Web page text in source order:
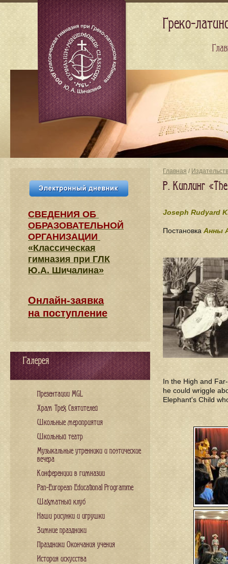
Главная /
Р. Киплинг
Joseph Rudyard
Постановка Анны
In the High and
he could wriggle
Elephant's Child
СВЕДЕНИЯ​ ОБ
ОБРАЗОВАТЕЛЬНОЙ
ОРГАНИЗАЦИИ
«Классическая
гимназия при ГЛК
Ю.А. Шичалина»
Онлайн-заявка
на поступление
Галерея
Презентации MGL
Храм Трех Святителей
Школьные мероприятия
Школьный театр
Музыкальные утренники и поэтические
вечера
Конференции в гимназии
Pan-European Educational Programme
Шахматный клуб
Наши рисунки и игрушки
Зимние праздники
Праздники Окончания учения
История искусства
Греко-